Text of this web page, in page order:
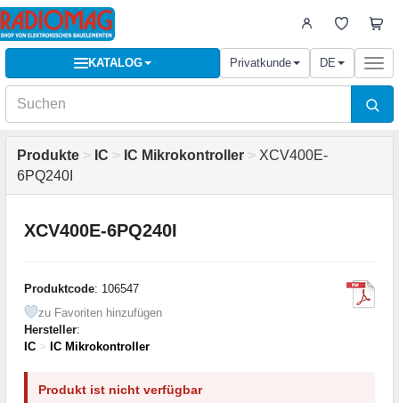
KATALOG Privatkunde DE
Produkte > IC > IC Mikrokontroller > XCV400E-
6PQ240I
XCV400E-6PQ240I
Produktcode: 106547
zu Favoriten hinzufügen
Hersteller:
IC > IC Mikrokontroller
Produkt ist nicht verfügbar